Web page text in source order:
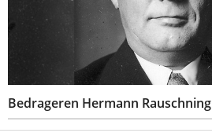
Bedrageren Hermann Rauschning